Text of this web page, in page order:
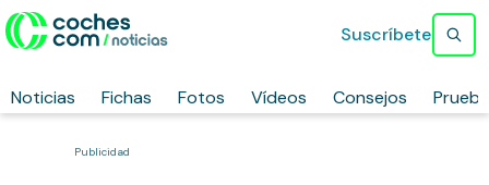
Noticias Fichas Fotos Vídeos Consejos
Suscríbete
Publicidad